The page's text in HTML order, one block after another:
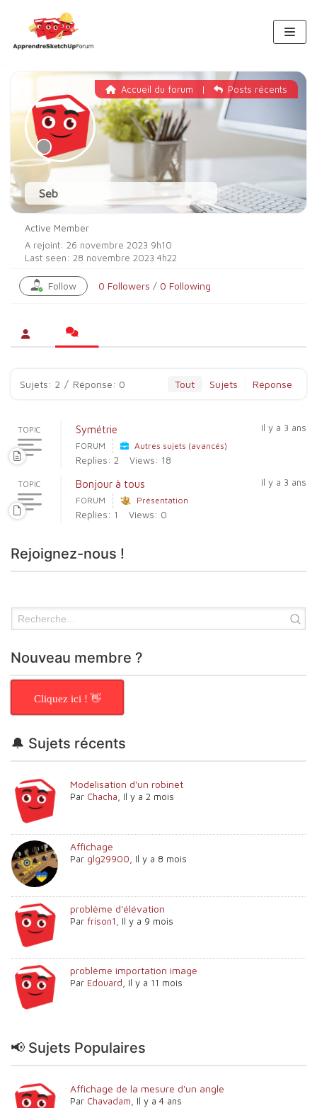
contenu
Seb
Accueil du forum | Posts récents
Active Member
A rejoint: 26 novembre 2023 9h10
Last seen: 28 novembre 2023 4h22
Follow 0 Followers / 0 Following
Sujets: 2 / Réponse: 0 Tout Sujets Réponse
TOPIC Symétrie Il y a 3 ans
FORUM Autres sujets (avancés)
Replies: 2 Views: 18
TOPIC Bonjour à tous Il y a 3 ans
FORUM Présentation
Replies: 1 Views: 0
Rejoignez-nous !
Nouveau membre ?
Cliquez ici ! 👋
🔔 Sujets récents
Modelisation d'un robinet
Par Chacha Il y a 2 mois
Affichage
Par glg29900 Il y a 8 mois
problème d'élévation
Par frison1 Il y a 9 mois
problème importation image
Par Edouard, Il y a 11 mois
📢 Sujets Populaires
Affichage de la mesure d'un angle
Par Chavadam, Il y a 4 ans